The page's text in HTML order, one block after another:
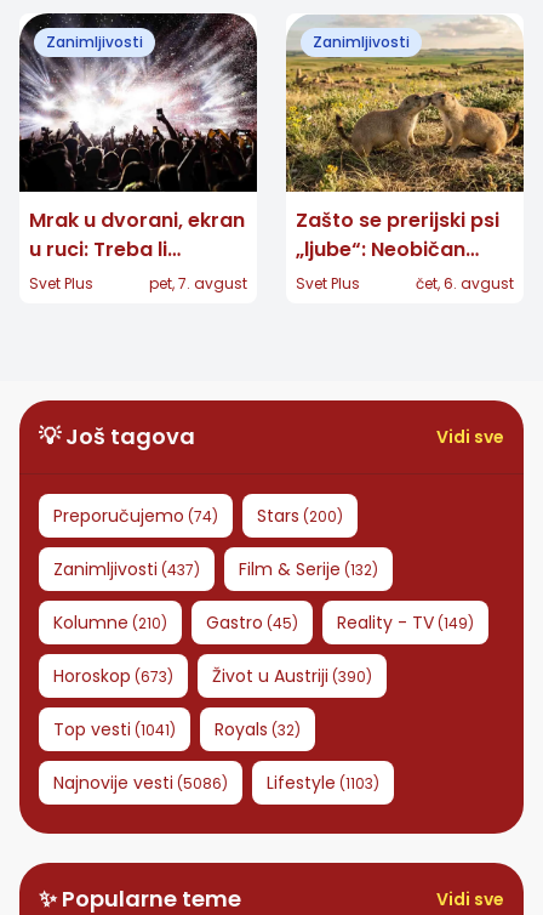
naših domova
Zanimljivosti
Mrak u dvorani, ekran
u ruci: Treba li
zabraniti telefone na
Svet Plus pet, 7. avgust
Zanimljivosti
Zašto se prerijski psi
„ljube“: Neobičan
pozdrav otkriva ko
Svet Plus čet, 6. avgust
💡 Još tagova Vidi sve
Preporučujemo (74) Stars (200)
Zanimljivosti (437) Film & Serije (132)
Kolumne (210) Gastro (45) Reality - TV(149)
Horoskop (673) Život u Austriji (390)
Top vesti (1041) Royals (32)
Najnovije vesti (5086) Lifestyle (1103)
✨ Popularne teme Vidi sve